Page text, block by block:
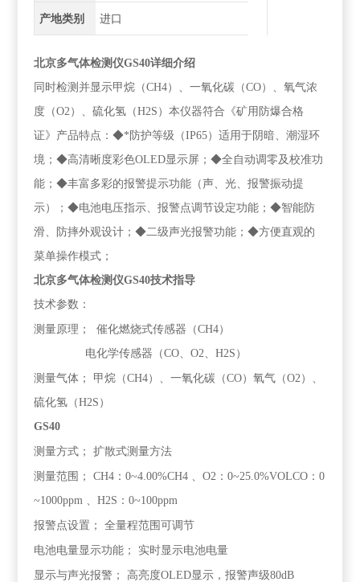
产地类别 进口
北京多气体检测仪GS40详细介绍
同时检测并显示甲烷（CH4）、一氧化碳（CO）、氧气浓
度（O2）、硫化氢（H2S）本仪器符合《矿用防爆合格
证》产品特点：◆*防护等级（IP65）适用于阴暗、潮湿环
境；◆高清晰度彩色OLED显示屏；◆全自动调零及校准功
能；◆丰富多彩的报警提示功能（声、光、报警振动提
示）；◆电池电压指示、报警点调节设定功能；◆智能防
滑、防摔外观设计；◆二级声光报警功能；◆方便直观的
菜单操作模式；
北京多气体检测仪GS40技术指导
技术参数：
测量原理；
催化燃烧式传感器（CH4）
电化学传感器（CO、O2、H2S）
测量气体；
甲烷（CH4）、一氧化碳（CO）氧气（O2）、
硫化氢（H2S）
GS40
测量方式； 扩散式测量方法
测量范围；
CH4：0~4.00%CH4 、O2：0~25.0%VOLCO：0
~1000ppm 、H2S：0~100ppm
报警点设置； 全量程范围可调节
电池电量显示功能； 实时显示电池电量
显示与声光报警； 高亮度OLED显示，报警声级80dB